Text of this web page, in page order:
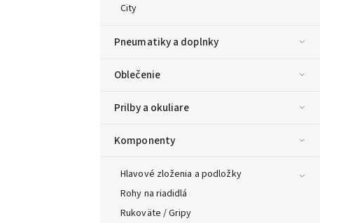
City
Pneumatiky a doplnky
Oblečenie
Prilby a okuliare
Komponenty
Hlavové zloženia a podložky
Rohy na riadidlá
Rukoväte / Gripy